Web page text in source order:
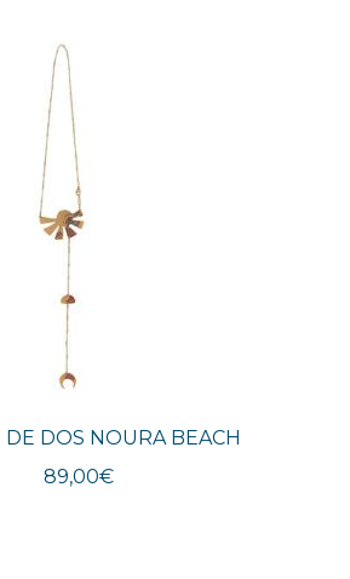
DE DOS NOURA BEACH
89,00€